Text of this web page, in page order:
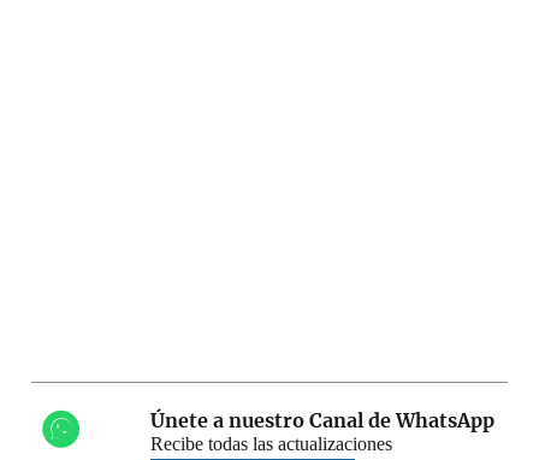
Únete a nuestro Canal de WhatsApp
Recibe todas las actualizaciones